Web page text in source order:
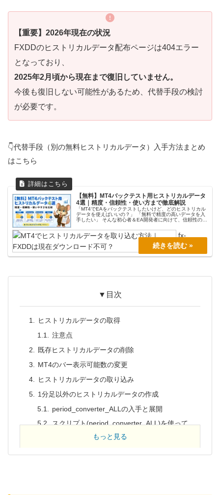
【重要】2026年現在の状況
FXDDのヒストリカルデータ配布ページは404エラー
となっており、
2025年2月頃から現在まで復旧していません。
今後も復旧しない可能性があるため、代替手段の検討
が必要です。
👇代替手段（別の無料ヒストリカルデータ）入手方法まとめ
はこちら
【無料】MT4バックテスト用ヒストリカルデータ
4選｜精度・信頼性・使い方まで徹底解説
「MT4でEAをバックテストしたいけど、どのヒストリカル
データを使えばいいの？」 「無料で精度の高いデータを入
手したい」 そんな初心者＆EA開発者に向けて、信頼性の高
た。 じつは、ヒスト...
fx-
prog.com
▼目次
ヒストリカルデータの取得
注意点
既存ヒストリカルデータの削除
MT4のバー表示可能数の変更
ヒストリカルデータの取り込み
1分足以外のヒストリカルデータの作成
period_converter_ALLの入手と展開
スクリプト(period_converter_ALL)を使って
もっと見る